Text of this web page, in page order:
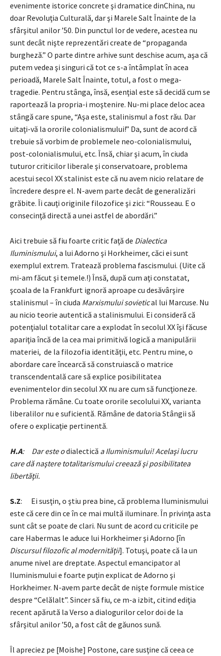
evenimente istorice concrete şi dramatice dinChina, nu
doar Revoluţia Culturală, dar şi Marele Salt Înainte de la
sfârşitul anilor ’50. Din punctul lor de vedere, acestea nu
sunt decât nişte reprezentări create de “propaganda
burgheză.” O parte dintre arhive sunt deschise acum, aşa că
putem vedea şi singuri că tot ce s-a întâmplat în acea
perioadă, Marele Salt Înainte, totul, a fost o mega-
tragedie. Pentru stânga, însă, esenţial este să decidă cum se
raportează la propria-i moştenire. Nu-mi place deloc acea
stângă care spune, “Aşa este, stalinismul a fost rău. Dar
uitaţi-vă la ororile colonialismului!” Da, sunt de acord că
trebuie să vorbim de problemele neo-colonialismului,
post-colonialismului, etc. Însă, chiar şi acum, în ciuda
tuturor criticilor liberale şi conservatoare, problema
acestui secol XX stalinist este că nu avem nicio relatare de
încredere despre el. N-avem parte decât de generalizări
grăbite. Îi cauţi originile filozofice şi zici: “Rousseau. E o
consecinţă directă a unei astfel de abordări.”
Aici trebuie să fiu foarte critic faţă de Dialectica
Iluminismului, a lui Adorno şi Horkheimer, căci ei sunt
exemplul extrem. Tratează problema fascismului. (Uite că
mi-am făcut şi temele.!) Însă, după cum aţi constatat,
şcoala de la Frankfurt ignoră aproape cu desăvârşire
stalinismul – în ciuda Marxismului sovietical lui Marcuse. Nu
au nicio teorie autentică a stalinismului. Ei consideră că
potenţialul totalitar care a explodat în secolul XX îşi făcuse
apariţia încă de la cea mai primitivă logică a manipulării
materiei, de la filozofia identităţii, etc. Pentru mine, o
abordare care încearcă să construiască o matrice
transcendentală care să explice posibilitatea
evenimentelor din secolul XX nu are cum să funcţioneze.
Problema rămâne. Cu toate ororile secolului XX, varianta
liberalilor nu e suficientă. Rămâne de datoria Stângii să
ofere o explicaţie pertinentă.
H.A: Dar este odialectică a Iluminismului! Acelaşi lucru
care dă naştere totalitarismului creează şi posibilitatea
libertăţii.
S.Z: Ei susţin, o ştiu prea bine, că problema Iluminismului
este că cere din ce în ce mai multă iluminare. În privinţa asta
sunt cât se poate de clari. Nu sunt de acord cu criticile pe
care Habermas le aduce lui Horkheimer şi Adorno [în
Discursul filozofic al modernităţii]. Totuşi, poate că la un
anume nivel are dreptate. Aspectul emancipator al
Iluminismului e foarte puţin explicat de Adorno şi
Horkheimer. N-avem parte decât de nişte formule mistice
despre “Celălalt”. Sincer să fiu, ce m-a izbit, citind ediţia
recent apărută la Verso a dialogurilor celor doi de la
sfârşitul anilor ’50, a fost cât de găunos sună.
Îl apreciez pe [Moishe] Postone, care susţine că ceea ce